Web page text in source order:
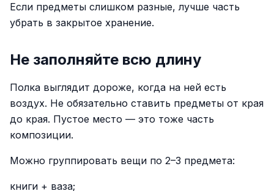
Если предметы слишком разные, лучше часть
убрать в закрытое хранение.
Не заполняйте всю длину
Полка выглядит дороже, когда на ней есть
воздух. Не обязательно ставить предметы от края
до края. Пустое место — это тоже часть
композиции.
Можно группировать вещи по 2–3 предмета:
книги + ваза;